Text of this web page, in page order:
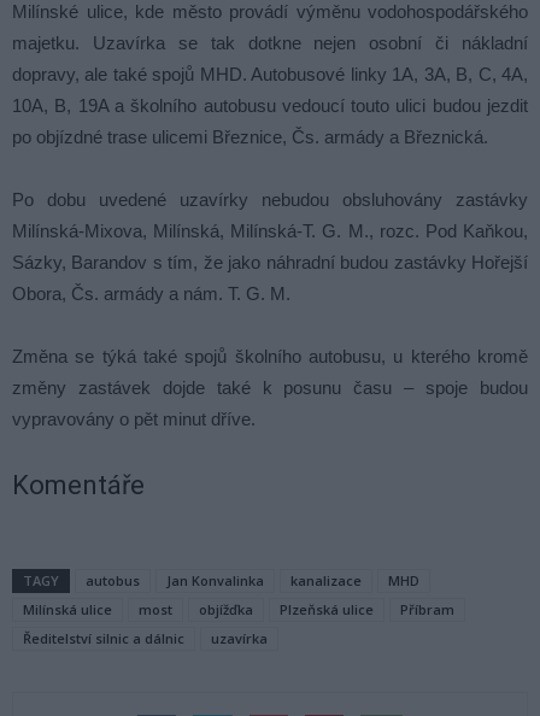
Milínské ulice, kde město provádí výměnu vodohospodářského
majetku. Uzavírka se tak dotkne nejen osobní či nákladní
dopravy, ale také spojů MHD. Autobusové linky 1A, 3A, B, C, 4A,
10A, B, 19A a školního autobusu vedoucí touto ulici budou jezdit
po objízdné trase ulicemi Březnice, Čs. armády a Březnická.
Po dobu uvedené uzavírky nebudou obsluhovány zastávky
Milínská-Mixova, Milínská, Milínská-T. G. M., rozc. Pod Kaňkou,
Sázky, Barandov s tím, že jako náhradní budou zastávky Hořejší
Obora, Čs. armády a nám. T. G. M.
Změna se týká také spojů školního autobusu, u kterého kromě
změny zastávek dojde také k posunu času – spoje budou
vypravovány o pět minut dříve.
Komentáře
TAGY autobus Jan Konvalinka kanalizace
MHD
Milínská ulice
most objížďka Plzeňská ulice
Příbram
Ředitelství silnic a dálnic
uzavírka